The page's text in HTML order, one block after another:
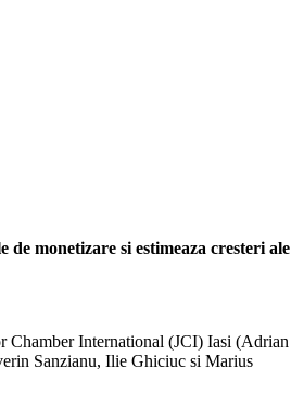
monetizare si estimeaza cresteri ale
Chamber International (JCI) Iasi (Adrian
Sanzianu, Ilie Ghiciuc si Marius